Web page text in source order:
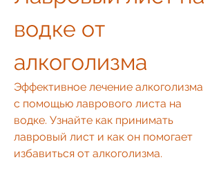
водке от
алкоголизма
Эффективное лечение алкоголизма
с помощью лаврового листа на
водке. Узнайте как принимать
лавровый лист и как он помогает
избавиться от алкоголизма.